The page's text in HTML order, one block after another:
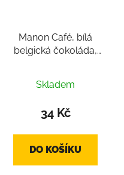
Manon Café, bílá
belgická čokoláda,
hodnocení
produktu
z
Skladem
34 Kč
DO KOŠÍKU